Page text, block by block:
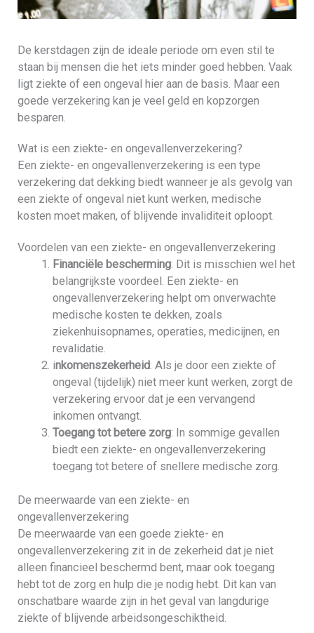
De kerstdagen zijn de ideale periode om even stil te
staan bij mensen die het iets minder goed hebben. Vaak
ligt ziekte of een ongeval hier aan de basis. Maar een
goede verzekering kan je veel geld en kopzorgen
besparen.
Wat is een ziekte- en ongevallenverzekering?
Een ziekte- en ongevallenverzekering is een type
verzekering dat dekking biedt wanneer je als gevolg van
een ziekte of ongeval niet kunt werken, medische
kosten moet maken, of blijvende invaliditeit oploopt.
Voordelen van een ziekte- en ongevallenverzekering
Financiële bescherming: Dit is misschien wel het
belangrijkste voordeel. Een ziekte- en
ongevallenverzekering helpt om onverwachte
medische kosten te dekken, zoals
ziekenhuisopnames, operaties, medicijnen, en
revalidatie.
inkomenszekerheid: Als je door een ziekte of
ongeval (tijdelijk) niet meer kunt werken, zorgt de
verzekering ervoor dat je een vervangend
inkomen ontvangt.
Toegang tot betere zorg: In sommige gevallen
biedt een ziekte- en ongevallenverzekering
toegang tot betere of snellere medische zorg.
De meerwaarde van een ziekte- en
ongevallenverzekering
De meerwaarde van een goede ziekte- en
ongevallenverzekering zit in de zekerheid dat je niet
alleen financieel beschermd bent, maar ook toegang
hebt tot de zorg en hulp die je nodig hebt. Dit kan van
onschatbare waarde zijn in het geval van langdurige
ziekte of blijvende arbeidsongeschiktheid.